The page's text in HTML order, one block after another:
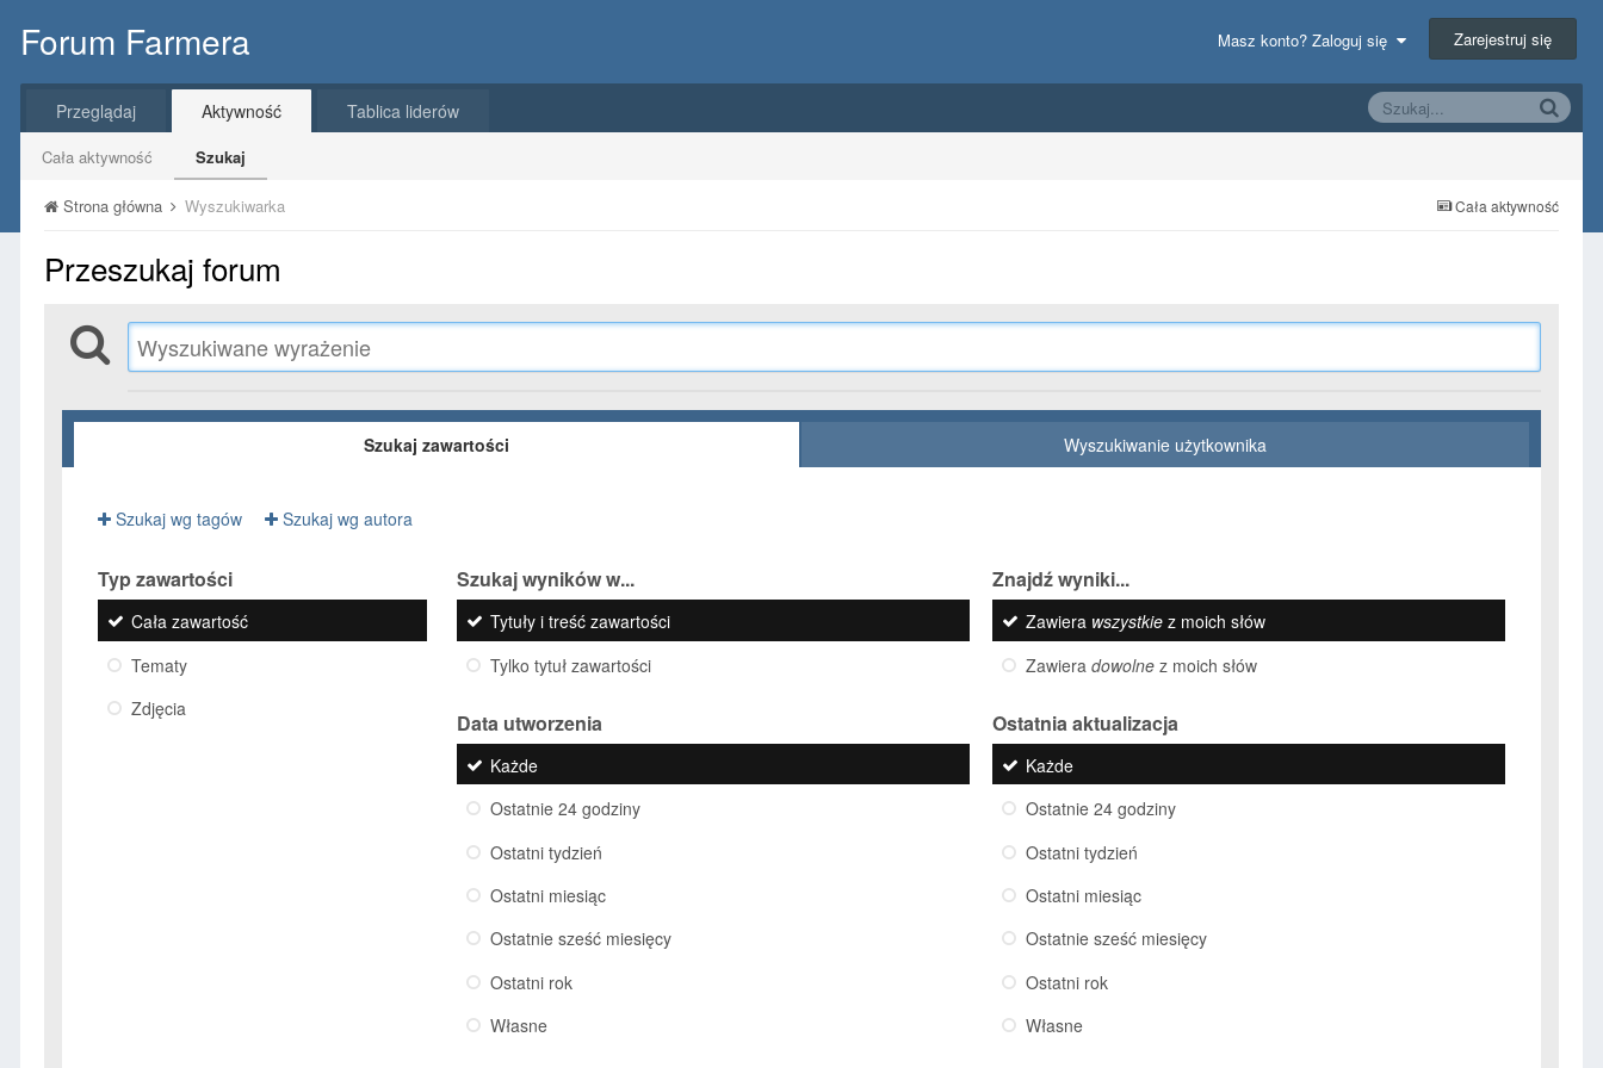
Forum Farmera Masz konto? Zaloguj się Zarejestruj się
Przeglądaj Aktywność
Cała aktywność Szukaj
Tablica liderów
Cała aktywność
Strona główna Wyszukiwarka
Przeszukaj forum
Szukaj zawartości Wyszukiwanie użytkownika
Szukaj wg tagów Szukaj wg autora
Typ zawartości
Cała zawartość
Tematy
Zdjęcia
Szukaj wyników w...
Tytuły i treść zawartości
Tylko tytuł zawartości
Znajdź wyniki...
Zawiera wszystkiez moich słów
Zawiera dowolnez moich słów
Data utworzenia
Każde
Ostatnie 24 godziny
Ostatni tydzień
Ostatni miesiąc
Ostatnie sześć miesięcy
Ostatni rok
Własne
Ostatnia aktualizacja
Każde
Ostatnie 24 godziny
Ostatni tydzień
Ostatni miesiąc
Ostatnie sześć miesięcy
Ostatni rok
Własne